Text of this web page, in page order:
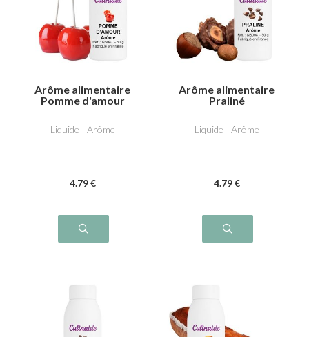
Arôme alimentaire
Pomme d'amour
Liquide - Arôme
4.79 €
Arôme alimentaire
Praliné
Liquide - Arôme
4.79 €